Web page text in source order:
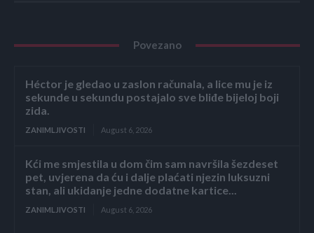
Povezano
Héctor je gledao u zaslon računala, a lice mu je iz
sekunde u sekundu postajalo sve bliđe bijeloj boji
zida.
ZANIMLJIVOSTI August 6, 2026
Kći me smjestila u dom čim sam navršila šezdeset
pet, uvjerena da ću i dalje plaćati njezin luksuzni
stan, ali ukidanje jedne dodatne kartice...
ZANIMLJIVOSTI August 6, 2026